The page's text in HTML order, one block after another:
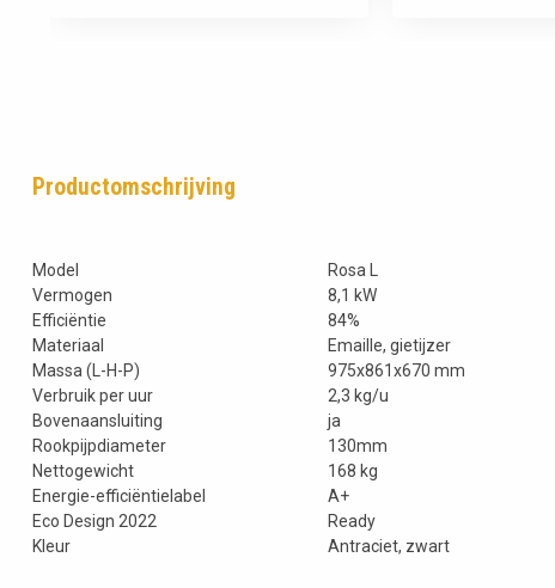
Productomschrijving
Model
Rosa L
Vermogen
8,1 kW
Efficiëntie
84%
Materiaal
Emaille, gietijzer
Massa (L-H-P)
975x861x670 mm
Verbruik per uur
2,3 kg/u
Bovenaansluiting
ja
Rookpijpdiameter
130mm
Nettogewicht
168 kg
Energie-efficiëntielabel
A+
Eco Design 2022
Ready
Kleur
Antraciet, zwart